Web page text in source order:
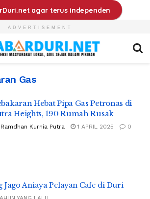
agar terus independen
ADVERTISEMENT
Gas
Hebat Pipa Gas Petronas di
Heights, 190 Rumah Rusak
Ramdhan Kurnia Putra 1 APRIL 2025 0
Jago Aniaya Pelayan Cafe di Duri